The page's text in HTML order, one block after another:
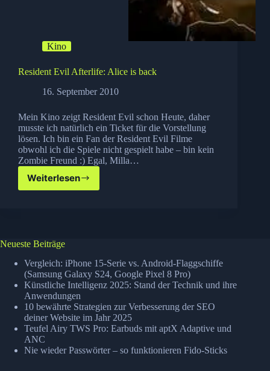
Kino
Resident Evil Afterlife: Alice is back
16. September 2010
Mein Kino zeigt Resident Evil schon Heute, daher
musste ich natürlich ein Ticket für die Vorstellung
lösen. Ich bin ein Fan der Resident Evil Filme
obwohl ich die Spiele nicht gespielt habe – bin kein
Zombie Freund :) Egal, Milla…
Weiterlesen
Resident
Evil
back
Neueste Beiträge
Vergleich: iPhone 15-Serie vs. Android-Flaggschiffe
(Samsung Galaxy S24, Google Pixel 8 Pro)
Künstliche Intelligenz 2025: Stand der Technik und ihre
Anwendungen
10 bewährte Strategien zur Verbesserung der SEO
deiner Website im Jahr 2025
Teufel Airy TWS Pro: Earbuds mit aptX Adaptive und
ANC
Nie wieder Passwörter – so funktionieren Fido-Sticks